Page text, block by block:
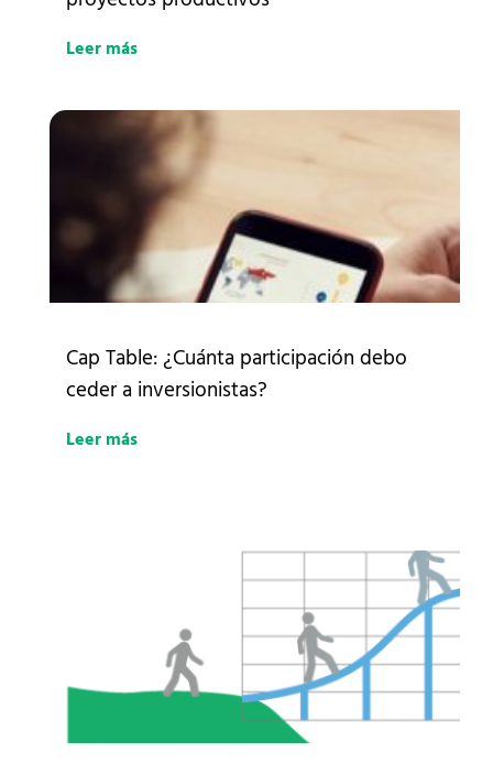
Leer más
Cap Table: ¿Cuánta participación debo
ceder a inversionistas?
Leer más